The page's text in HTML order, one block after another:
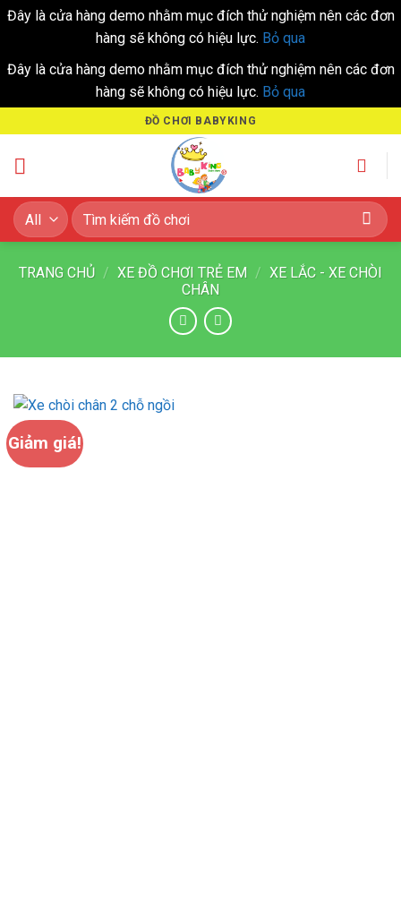
Đây là cửa hàng demo nhằm mục đích thử nghiệm nên các đơn
hàng sẽ không có hiệu lực. Bỏ qua
Đây là cửa hàng demo nhằm mục đích thử nghiệm nên các đơn
hàng sẽ không có hiệu lực. Bỏ qua
to
content
ĐỒ CHƠI BABYKING
Tìm
kiếm:
TRANG CHỦ / XE ĐỒ CHƠI TRẺ EM / XE LẮC - XE CHÒI
CHÂN
Giảm giá!